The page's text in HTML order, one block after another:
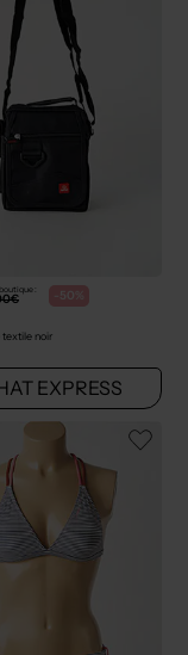
: -50%
textile noir
EXPRESS